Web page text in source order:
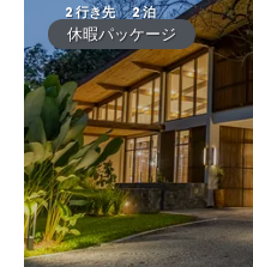
2 行き先 2 泊
休暇パッケージ